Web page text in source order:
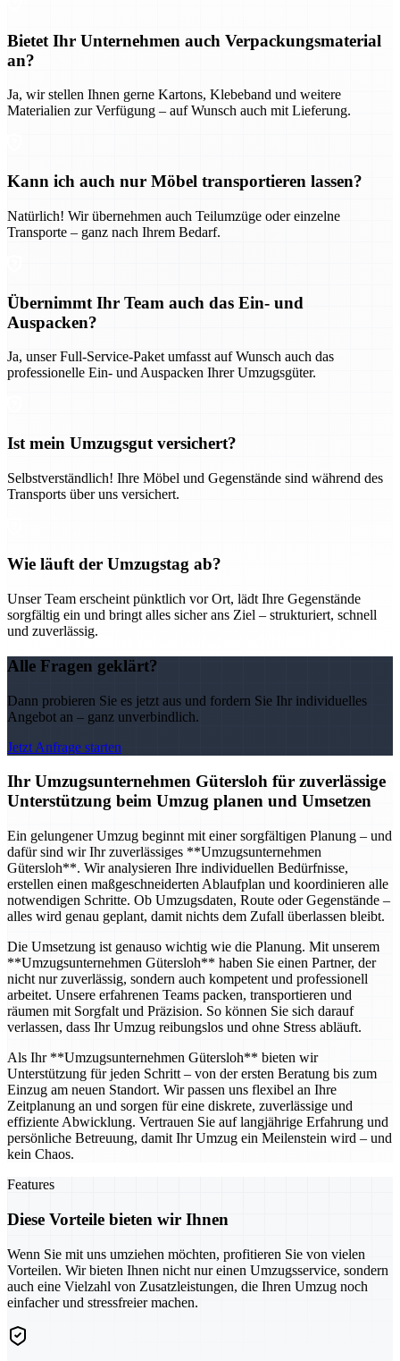
Bietet Ihr Unternehmen auch Verpackungsmaterial
an?
Ja, wir stellen Ihnen gerne Kartons, Klebeband und weitere
Materialien zur Verfügung – auf Wunsch auch mit Lieferung.
Kann ich auch nur Möbel transportieren lassen?
Natürlich! Wir übernehmen auch Teilumzüge oder einzelne
Transporte – ganz nach Ihrem Bedarf.
Übernimmt Ihr Team auch das Ein- und
Auspacken?
Ja, unser Full-Service-Paket umfasst auf Wunsch auch das
professionelle Ein- und Auspacken Ihrer Umzugsgüter.
Ist mein Umzugsgut versichert?
Selbstverständlich! Ihre Möbel und Gegenstände sind während des
Transports über uns versichert.
Wie läuft der Umzugstag ab?
Unser Team erscheint pünktlich vor Ort, lädt Ihre Gegenstände
sorgfältig ein und bringt alles sicher ans Ziel – strukturiert, schnell
und zuverlässig.
Alle Fragen geklärt?
Dann probieren Sie es jetzt aus und fordern Sie Ihr individuelles
Angebot an – ganz unverbindlich.
Jetzt Anfrage starten
Ihr Umzugsunternehmen Gütersloh für zuverlässige
Unterstützung beim Umzug planen und Umsetzen
Ein gelungener Umzug beginnt mit einer sorgfältigen Planung – und
dafür sind wir Ihr zuverlässiges **Umzugsunternehmen
Gütersloh**. Wir analysieren Ihre individuellen Bedürfnisse,
erstellen einen maßgeschneiderten Ablaufplan und koordinieren alle
notwendigen Schritte. Ob Umzugsdaten, Route oder Gegenstände –
alles wird genau geplant, damit nichts dem Zufall überlassen bleibt.
Die Umsetzung ist genauso wichtig wie die Planung. Mit unserem
**Umzugsunternehmen Gütersloh** haben Sie einen Partner, der
nicht nur zuverlässig, sondern auch kompetent und professionell
arbeitet. Unsere erfahrenen Teams packen, transportieren und
räumen mit Sorgfalt und Präzision. So können Sie sich darauf
verlassen, dass Ihr Umzug reibungslos und ohne Stress abläuft.
Als Ihr **Umzugsunternehmen Gütersloh** bieten wir
Unterstützung für jeden Schritt – von der ersten Beratung bis zum
Einzug am neuen Standort. Wir passen uns flexibel an Ihre
Zeitplanung an und sorgen für eine diskrete, zuverlässige und
effiziente Abwicklung. Vertrauen Sie auf langjährige Erfahrung und
persönliche Betreuung, damit Ihr Umzug ein Meilenstein wird – und
kein Chaos.
Features
Diese Vorteile bieten wir Ihnen
Wenn Sie mit uns umziehen möchten, profitieren Sie von vielen
Vorteilen. Wir bieten Ihnen nicht nur einen Umzugsservice, sondern
auch eine Vielzahl von Zusatzleistungen, die Ihren Umzug noch
einfacher und stressfreier machen.